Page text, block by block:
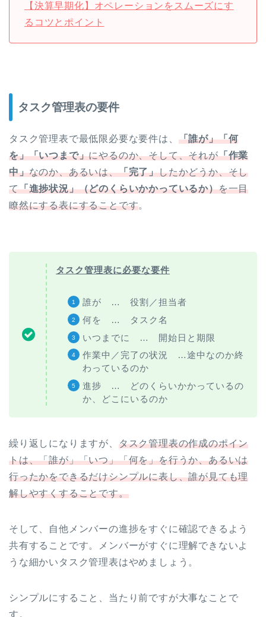
【決算早期化】オペレーションをスムーズにす
るコツとポイント
タスク管理表の要件
タスク管理表で最低限必要な要件は、 「誰が」「何
を」「いつまで」にやるのか、そして、それが「作業
中」なのか、あるいは、「完了」したかどうか、そし
て「進捗状況」（どのくらいかかっているか）を一目
瞭然にする表にすることです。
タスク管理表に必要な要件
誰が … 役割／担当者
何を … タスク名
いつまでに … 開始日と期限
作業中／完了の状況 …途中なのか終
わっているのか
進捗 … どのくらいかかっているの
か、どこにいるのか
繰り返しになりますが、 タスク管理表の作成のポイン
トは、「誰が」「いつ」「何を」を行うか、あるいは
行ったかをできるだけシンプルに表し、誰が見ても理
解しやすくすることです。
そして、自他メンバーの進捗をすぐに確認できるよう
共有することです。メンバーがすぐに理解できないよ
うな細かいタスク管理表はやめましょう。
シンプルにすること、当たり前ですが大事なことで
す。